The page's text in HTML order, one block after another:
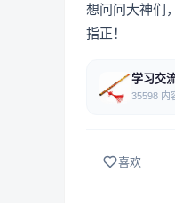
想问问大神们
指正！
学习交
35598 内
喜欢